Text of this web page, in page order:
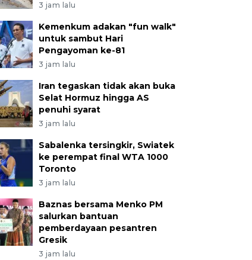
3 jam lalu
Kemenkum adakan "fun walk"
untuk sambut Hari
Pengayoman ke-81
3 jam lalu
Iran tegaskan tidak akan buka
Selat Hormuz hingga AS
penuhi syarat
3 jam lalu
Sabalenka tersingkir, Swiatek
ke perempat final WTA 1000
Toronto
3 jam lalu
Baznas bersama Menko PM
salurkan bantuan
pemberdayaan pesantren
Gresik
3 jam lalu